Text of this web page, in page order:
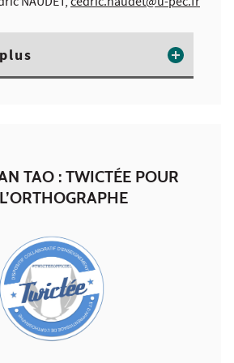
TAO : TWICTÉE POUR